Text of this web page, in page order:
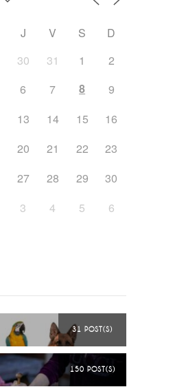
J V S
D
30 31 1
2
6 7 8
9
13 14 15
16
20 21 22
23
27 28 29
30
3 4 5 6
31 POST(S)
150 POST(S)